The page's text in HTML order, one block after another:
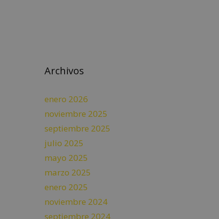
Archivos
enero 2026
noviembre 2025
septiembre 2025
julio 2025
mayo 2025
marzo 2025
enero 2025
noviembre 2024
septiembre 2024